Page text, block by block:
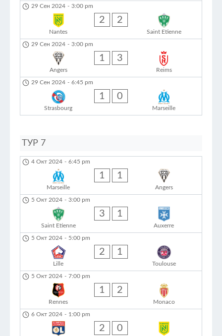
29 Сен 2024 - 3:00 pm
Nantes
2 2
Saint Etienne
29 Сен 2024 - 3:00 pm
Angers
1 3
Reims
29 Сен 2024 - 6:45 pm
Strasbourg
1 0
Marseille
ТУР 7
4 Окт 2024 - 6:45 pm
Marseille
1 1
Angers
5 Окт 2024 - 3:00 pm
Saint Etienne
3 1
Auxerre
5 Окт 2024 - 5:00 pm
Lille
2 1
Toulouse
5 Окт 2024 - 7:00 pm
Rennes
1 2
Monaco
6 Окт 2024 - 1:00 pm
2 0